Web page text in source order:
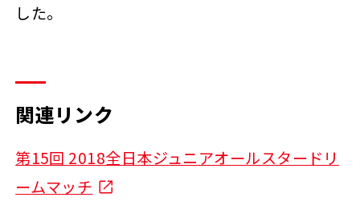
した。
関連リンク
第15回 2018全日本ジュニアオールスタードリ
ームマッチ